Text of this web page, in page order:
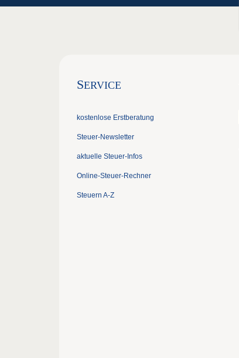
SERVICE
kostenlose Erstberatung
Steuer-Newsletter
aktuelle Steuer-Infos
Online-Steuer-Rechner
Steuern A-Z